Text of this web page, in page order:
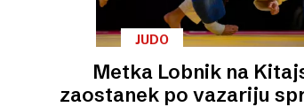
JUDO
Metka Lobnik na
zaostanek po vazariju